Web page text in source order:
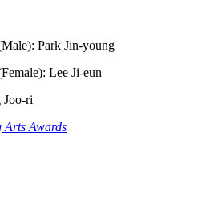
Park Jin-young
Lee Ji-eun
Joo-ri
Arts Awards